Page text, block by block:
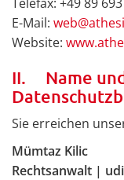
E-Mail:
Website:
II. Name
Sie erreichen
Mümtaz Kilic
Rechtsanwalt |